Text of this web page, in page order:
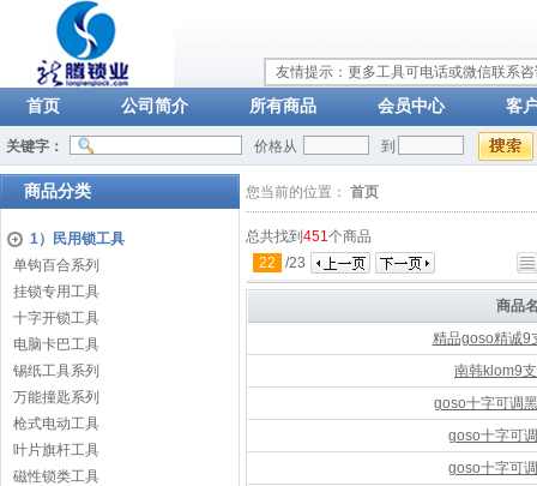
友情提示：更多工具可电话或微信联系
首页 公司简介 所有商品 会员中心 客
关键字： 价格从 到
商品分类
1）民用锁工具
单钩百合系列
挂锁专用工具
十字开锁工具
电脑卡巴工具
锡纸工具系列
万能撞匙系列
枪式电动工具
叶片旗杆工具
磁性锁类工具
您当前的位置： 首页
总共找到 451个商品
22
/23
商品
精品goso精诚9
南韩klom9
goso十字可调
goso十字可
goso十字可